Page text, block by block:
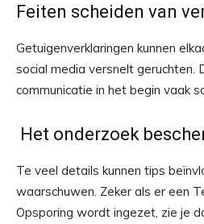
Feiten scheiden van
Getuigenverklaringen kunnen
social media versnelt geruchten.
communicatie in het begin vaak
Het onderzoek
Te veel details kunnen tips
waarschuwen. Zeker als er een
Opsporing wordt ingezet, zie je